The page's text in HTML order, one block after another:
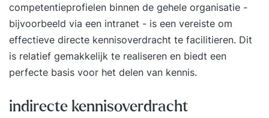
goed naar voren komen. Als je dit onderdeel met
een positief resultaat afsluit, ontvang je het
officiële diploma van deze opleiding.
competentieprofielen binnen de gehele organisatie -
bijvoorbeeld via een intranet - is een vereiste om
effectieve directe kennisoverdracht te facilitieren. Dit
is relatief gemakkelijk te realiseren en biedt een
perfecte basis voor het delen van kennis.
indirecte kennisoverdracht